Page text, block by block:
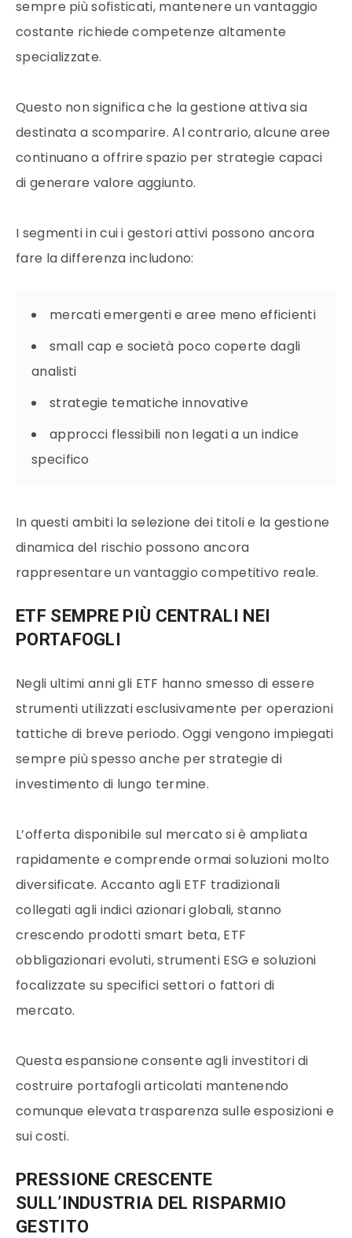
sempre più sofisticati, mantenere un vantaggio
costante richiede competenze altamente
specializzate.
Questo non significa che la gestione attiva sia
destinata a scomparire. Al contrario, alcune aree
continuano a offrire spazio per strategie capaci
di generare valore aggiunto.
I segmenti in cui i gestori attivi possono ancora
fare la differenza includono:
mercati emergenti e aree meno efficienti
small cap e società poco coperte dagli
analisti
strategie tematiche innovative
approcci flessibili non legati a un indice
specifico
In questi ambiti la selezione dei titoli e la gestione
dinamica del rischio possono ancora
rappresentare un vantaggio competitivo reale.
ETF SEMPRE PIÙ CENTRALI NEI
PORTAFOGLI
Negli ultimi anni gli ETF hanno smesso di essere
strumenti utilizzati esclusivamente per operazioni
tattiche di breve periodo. Oggi vengono impiegati
sempre più spesso anche per strategie di
investimento di lungo termine.
L’offerta disponibile sul mercato si è ampliata
rapidamente e comprende ormai soluzioni molto
diversificate. Accanto agli ETF tradizionali
collegati agli indici azionari globali, stanno
crescendo prodotti smart beta, ETF
obbligazionari evoluti, strumenti ESG e soluzioni
focalizzate su specifici settori o fattori di
mercato.
Questa espansione consente agli investitori di
costruire portafogli articolati mantenendo
comunque elevata trasparenza sulle esposizioni e
sui costi.
PRESSIONE CRESCENTE
SULL’INDUSTRIA DEL RISPARMIO
GESTITO